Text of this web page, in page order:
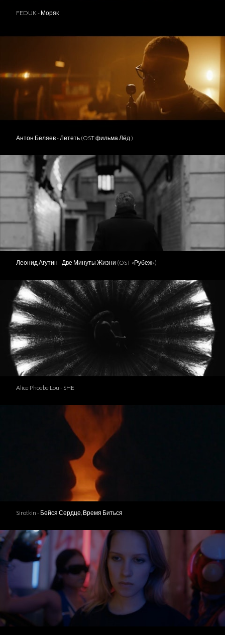
FEDUK - Моряк
Антон Беляев - Лететь (OST фильма Лёд )
Леонид Агутин - Две Минуты Жизни (OST «Рубеж»)
Alice Phoebe Lou - SHE
Sirotkin - Бейся Сердце, Время Биться